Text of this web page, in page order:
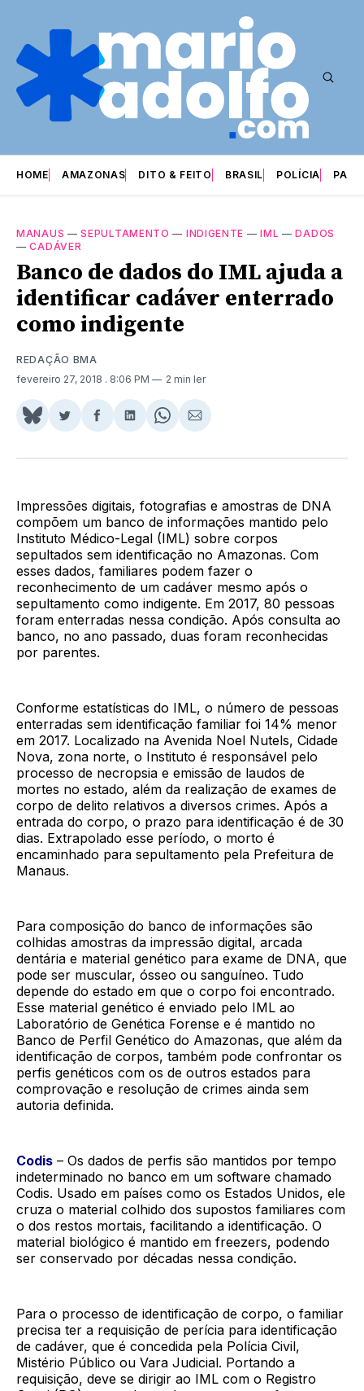
HOME AMAZONAS DITO & FEITO BRASIL POLÍCIA
MANAUS —SEPULTAMENTO — INDIGENTE —IML —DADOS
—CADÁVER
Banco de dados do IML ajuda a
identificar cadáver enterrado
como indigente
REDAÇÃO BMA
fevereiro 27, 2018 . 8:06 PM 2 min ler
Share
BlueSky
Compartilhar
Twitter
Compartilhar
Facebook
Compartilhar
LinkedIn
Share
WhatsApp
Compartilhar
Email
Impressões digitais, fotografias e amostras de DNA
compõem um banco de informações mantido pelo
Instituto Médico-Legal (IML) sobre corpos
sepultados sem identificação no Amazonas. Com
esses dados, familiares podem fazer o
reconhecimento de um cadáver mesmo após o
sepultamento como indigente. Em 2017, 80 pessoas
foram enterradas nessa condição. Após consulta ao
banco, no ano passado, duas foram reconhecidas
por parentes.
Conforme estatísticas do IML, o número de pessoas
enterradas sem identificação familiar foi 14% menor
em 2017. Localizado na Avenida Noel Nutels, Cidade
Nova, zona norte, o Instituto é responsável pelo
processo de necropsia e emissão de laudos de
mortes no estado, além da realização de exames de
corpo de delito relativos a diversos crimes. Após a
entrada do corpo, o prazo para identificação é de 30
dias. Extrapolado esse período, o morto é
encaminhado para sepultamento pela Prefeitura de
Manaus.
Para composição do banco de informações são
colhidas amostras da impressão digital, arcada
dentária e material genético para exame de DNA, que
pode ser muscular, ósseo ou sanguíneo. Tudo
depende do estado em que o corpo foi encontrado.
Esse material genético é enviado pelo IML ao
Laboratório de Genética Forense e é mantido no
Banco de Perfil Genético do Amazonas, que além da
identificação de corpos, também pode confrontar os
perfis genéticos com os de outros estados para
comprovação e resolução de crimes ainda sem
autoria definida.
Codis – Os dados de perfis são mantidos por tempo
indeterminado no banco em um software chamado
Codis. Usado em países como os Estados Unidos, ele
cruza o material colhido dos supostos familiares com
o dos restos mortais, facilitando a identificação. O
material biológico é mantido em freezers, podendo
ser conservado por décadas nessa condição.
Para o processo de identificação de corpo, o familiar
precisa ter a requisição de perícia para identificação
de cadáver, que é concedida pela Polícia Civil,
Mistério Público ou Vara Judicial. Portando a
requisição, deve se dirigir ao IML com o Registro